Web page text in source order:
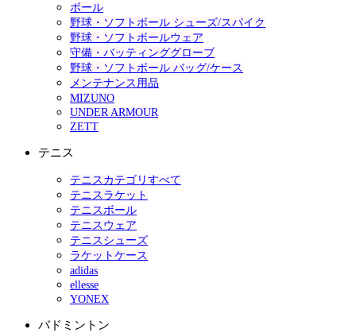
ボール
野球・ソフトボール シューズ/スパイク
野球・ソフトボールウェア
守備・バッティンググローブ
野球・ソフトボール バッグ/ケース
メンテナンス用品
MIZUNO
UNDER ARMOUR
ZETT
テニス
テニスカテゴリすべて
テニスラケット
テニスボール
テニスウェア
テニスシューズ
ラケットケース
adidas
ellesse
YONEX
バドミントン